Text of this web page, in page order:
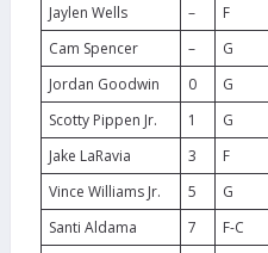
Jaylen Wells
– F
Cam Spencer
– G
Jordan Goodwin
0 G
Scotty Pippen Jr.
1 G
Jake LaRavia
3 F
Vince Williams Jr.
5 G
Santi Aldama
7 F-C